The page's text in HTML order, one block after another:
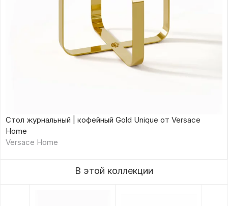
Стол журнальный | кофейный Gold Unique от Versace
Home
Versace Home
В этой коллекции